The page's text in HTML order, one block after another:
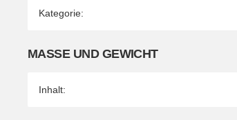
Produkteigenschaft
Wert
Kategorie:
MASSE UND GEWICHT
Inhalt: